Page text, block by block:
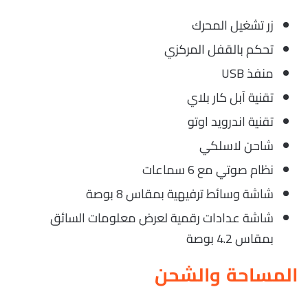
زر تشغيل المحرك
تحكم بالقفل المركزي
منفذ USB
تقنية آبل كار بلاي
تقنية اندرويد اوتو
شاحن لاسلكي
نظام صوتي مع 6 سماعات
شاشة وسائط ترفيهية بمقاس 8 بوصة
شاشة عدادات رقمية لعرض معلومات السائق
بمقاس 4.2 بوصة
المساحة والشحن